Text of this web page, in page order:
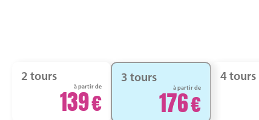
2 tours
à partir de
139
3 tours
à partir de
176
4 tours